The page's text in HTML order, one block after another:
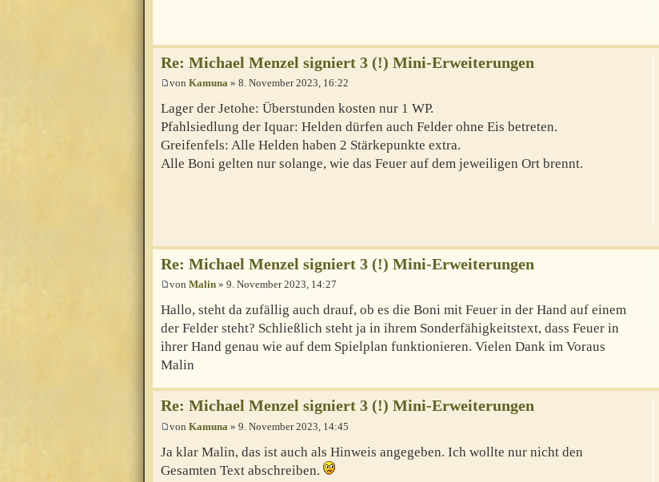
Re: Michael Menzel signiert 3 (!) Mini-Erweiterungen
von Kamuna » 8. November 2023, 16:22
Lager der Jetohe: Überstunden kosten nur 1 WP.
Pfahlsiedlung der Iquar: Helden dürfen auch Felder ohne Eis betreten.
Greifenfels: Alle Helden haben 2 Stärkepunkte extra.
Alle Boni gelten nur solange, wie das Feuer auf dem jeweiligen Ort brennt.
Re: Michael Menzel signiert 3 (!) Mini-Erweiterungen
von Malin » 9. November 2023, 14:27
Hallo, steht da zufällig auch drauf, ob es die Boni mit Feuer in der Hand auf einem
der Felder steht? Schließlich steht ja in ihrem Sonderfähigkeitstext, dass Feuer in
ihrer Hand genau wie auf dem Spielplan funktionieren. Vielen Dank im Voraus
Malin
Re: Michael Menzel signiert 3 (!) Mini-Erweiterungen
von Kamuna » 9. November 2023, 14:45
Ja klar Malin, das ist auch als Hinweis angegeben. Ich wollte nur nicht den
Gesamten Text abschreiben.